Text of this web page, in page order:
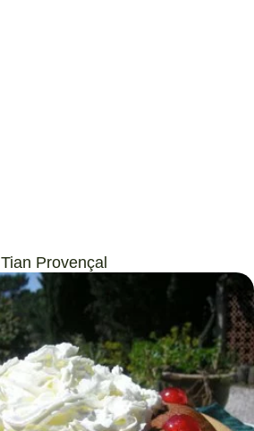
Tian Provençal